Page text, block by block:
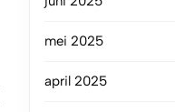
mei 2025
april 2025